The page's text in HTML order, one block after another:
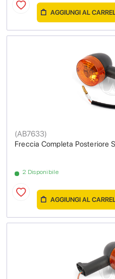
AGGIUNGI AL
Freccia Completa Posteriore
(AB7633)
2 Disponibile
AGGIUNGI AL